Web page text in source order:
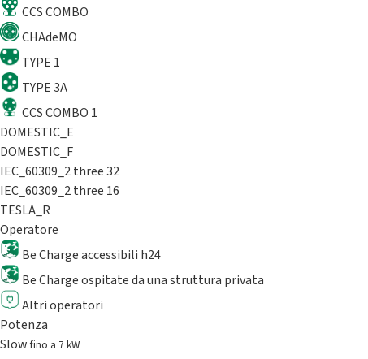
CCS COMBO
CHAdeMO
TYPE 1
TYPE 3A
CCS COMBO 1
DOMESTIC_E
DOMESTIC_F
IEC_60309_2 three 32
IEC_60309_2 three 16
TESLA_R
Operatore
Be Charge accessibili h24
Be Charge ospitate da una struttura privata
Altri operatori
Potenza
Slowfino a 7 kW